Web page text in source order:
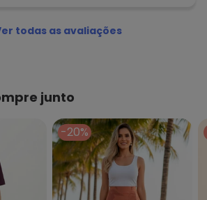
todas as avaliações
junto
-20%